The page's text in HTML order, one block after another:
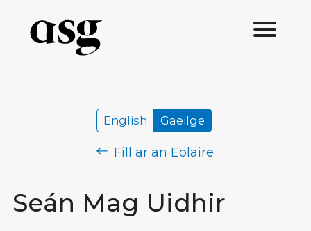
Seán Mag Uidhir
English Gaeilge
Fill ar an Eolaire